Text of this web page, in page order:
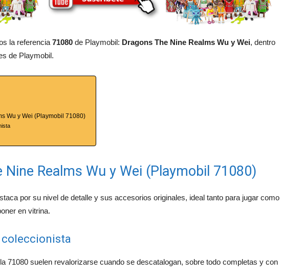
la referencia 71080 de Playmobil: Dragons The Nine Realms Wu y Wei, dentro
de Playmobil.
Wu y Wei (Playmobil 71080)
Nine Realms Wu y Wei (Playmobil 71080)
por su nivel de detalle y sus accesorios originales, ideal tanto para jugar como
en vitrina.
coleccionista
71080 suelen revalorizarse cuando se descatalogan, sobre todo completas y con